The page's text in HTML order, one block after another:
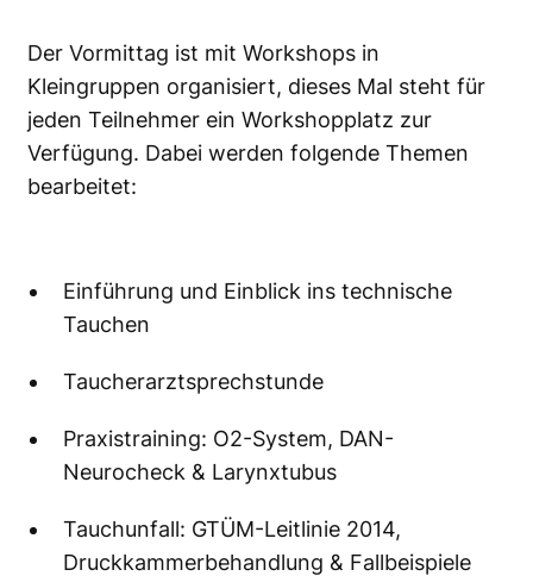
Der Vormittag ist mit Workshops in
Kleingruppen organisiert, dieses Mal steht für
jeden Teilnehmer ein Workshopplatz zur
Verfügung. Dabei werden folgende Themen
bearbeitet:
Einführung und Einblick ins technische
Tauchen
Taucherarztsprechstunde
Praxistraining: O2-System, DAN-
Neurocheck & Larynxtubus
Tauchunfall: GTÜM-Leitlinie 2014,
Druckkammerbehandlung & Fallbeispiele